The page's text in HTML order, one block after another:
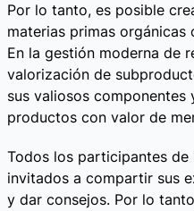
Por lo tanto, es posible
materias primas
En la gestión moderna de
valorización de
sus valiosos componentes
productos con valor de
Todos los participantes
invitados a compartir sus
y dar consejos. Por lo